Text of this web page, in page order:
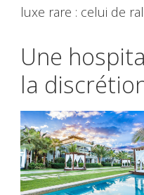
luxe rare : celui de
Une
la